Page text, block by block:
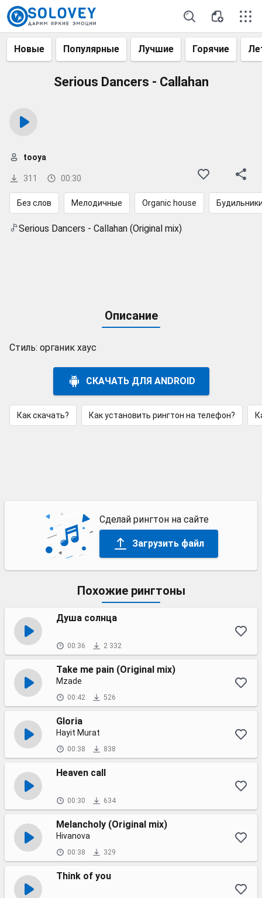
Новые Популярные Лучшие Горячие
Serious Dancers - Callahan
311 00:30
tooya
Без слов Мелодичные Organic house
Serious Dancers - Callahan (Original mix)
Описание
Стиль: органик хаус
СКАЧАТЬ ДЛЯ ANDROID
Как скачать? Как установить рингтон на телефон?
Сделай рингтон на сайте
Загрузить файл
Похожие рингтоны
Душа солнца
00:36 2 332
Take me pain (Original mix)
Mzade
00:42 526
Gloria
Hayit Murat
00:38 838
Heaven call
00:30 634
Melancholy (Original mix)
Hivanova
00:38 329
Think of you